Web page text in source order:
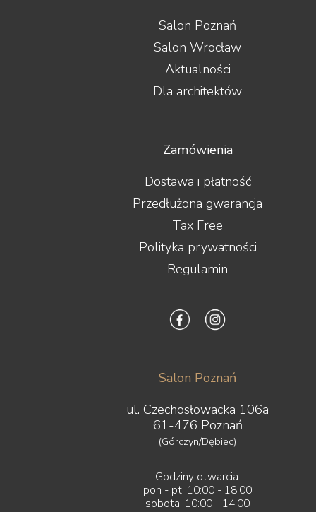
Salon Poznań
Salon Wrocław
Aktualności
Dla architektów
Zamówienia
Dostawa i płatność
Przedłużona gwarancja
Tax Free
Polityka prywatności
Regulamin
Salon Poznań
ul. Czechosłowacka 106a
61-476 Poznań
(Górczyn/Dębiec)
Godziny otwarcia:
pon - pt: 10:00 - 18:00
sobota: 10:00 - 14:00